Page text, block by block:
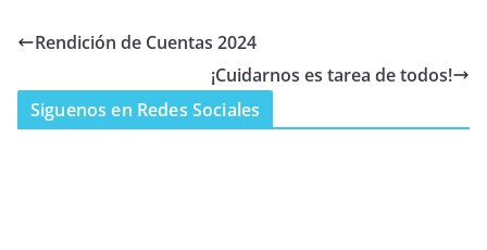
Rendición de Cuentas 2024
¡Cuidarnos es tarea de todos!
Siguenos en Redes Sociales